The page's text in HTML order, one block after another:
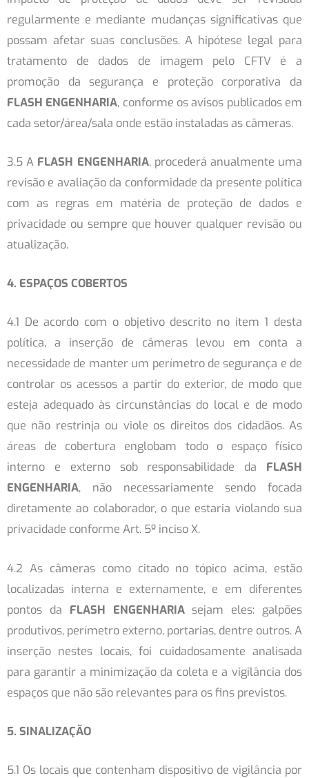
regularmente e mediante mudanças significativas que
possam afetar suas conclusões. A hipótese legal para
tratamento de dados de imagem pelo CFTV é a
promoção da segurança e proteção corporativa da
FLASH ENGENHARIA, conforme os avisos publicados em
cada setor/área/sala onde estão instaladas as câmeras.
3.5 A FLASH ENGENHARIA, procederá anualmente uma
revisão e avaliação da conformidade da presente política
com as regras em matéria de proteção de dados e
privacidade ou sempre que houver qualquer revisão ou
atualização.
4. ESPAÇOS COBERTOS
4.1 De acordo com o objetivo descrito no item 1 desta
política, a inserção de câmeras levou em conta a
necessidade de manter um perímetro de segurança e de
controlar os acessos a partir do exterior, de modo que
esteja adequado às circunstâncias do local e de modo
que não restrinja ou viole os direitos dos cidadãos. As
áreas de cobertura englobam todo o espaço físico
interno e externo sob responsabilidade da FLASH
ENGENHARIA, não necessariamente sendo focada
diretamente ao colaborador, o que estaria violando sua
privacidade conforme Art. 5º inciso X.
4.2 As câmeras como citado no tópico acima, estão
localizadas interna e externamente, e em diferentes
pontos da FLASH ENGENHARIAsejam eles: galpões
produtivos, perímetro externo, portarias, dentre outros. A
inserção nestes locais, foi cuidadosamente analisada
para garantir a minimização da coleta e a vigilância dos
espaços que não são relevantes para os fins previstos.
5. SINALIZAÇÃO
5.1 Os locais que contenham dispositivo de vigilância por